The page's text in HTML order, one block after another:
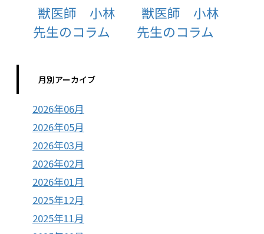
獣医師 小林
先生のコラム
獣医師 小林
先生のコラム
月別アーカイブ
2026年06月
2026年05月
2026年03月
2026年02月
2026年01月
2025年12月
2025年11月